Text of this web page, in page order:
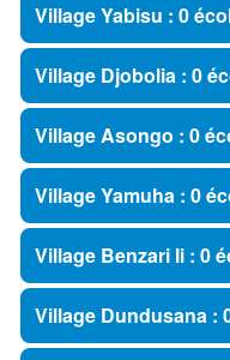
Village Yabisu : 0
Village Djobolia : 0
Village Asongo : 0
Village Yamuha : 0
Village Benzari Ii : 0
Village Dundusana :